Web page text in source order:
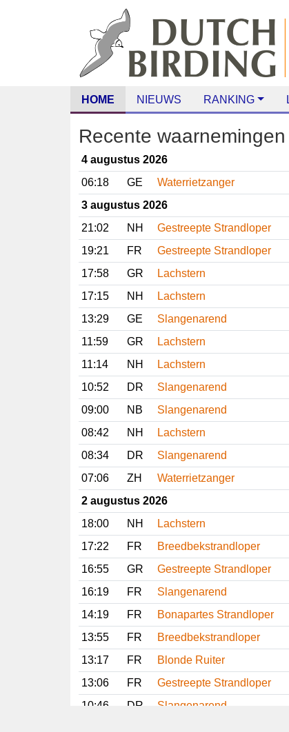
HOME NIEUWS RANKING
Recente waarnemingen
4 augustus 2026
06:18
GE
Waterrietzanger
3 augustus 2026
21:02
NH
Gestreepte Strandloper
19:21
FR
Gestreepte Strandloper
17:58
GR
Lachstern
17:15
NH
Lachstern
13:29
GE
Slangenarend
11:59
GR
Lachstern
11:14
NH
Lachstern
10:52
DR
Slangenarend
09:00
NB
Slangenarend
08:42
NH
Lachstern
08:34
DR
Slangenarend
07:06
ZH
Waterrietzanger
2 augustus 2026
18:00
NH
Lachstern
17:22
FR
Breedbekstrandloper
16:55
GR
Gestreepte Strandloper
16:19
FR
Slangenarend
14:19
FR
Bonapartes Strandloper
13:55
FR
Breedbekstrandloper
13:17
FR
Blonde Ruiter
13:06
FR
Gestreepte Strandloper
10:46
DR
Slangenarend